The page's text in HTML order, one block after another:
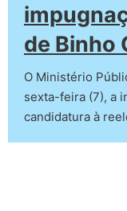
de Binho
O Ministério
sexta-feira (7), a
candidatura à